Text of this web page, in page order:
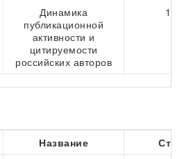
Динамика
публикационной
активности и
цитируемости
российских авторов
Название